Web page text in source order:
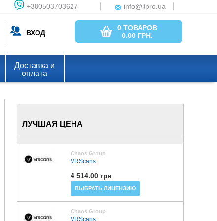
+380503703627 info@itpro.ua
ВХОД
0 ТОВАРОВ
0.00 ГРН.
Доставка и
оплата
ЛУЧШАЯ ЦЕНА
Chaos Group
VRScans
4 514.00 грн
ВЫБРАТЬ ЛИЦЕНЗИЮ
Chaos Group
VRScans